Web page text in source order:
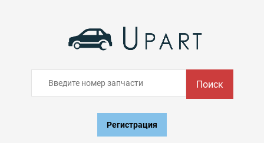
Поиск
Регистрация